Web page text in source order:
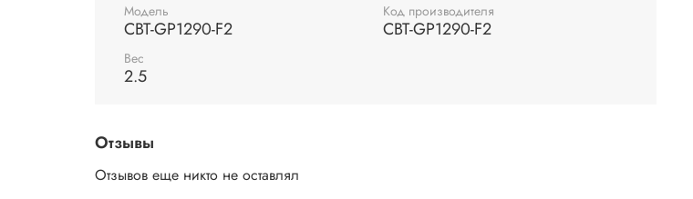
Модель
CBT-GP1290-F2
Код производителя
CBT-GP1290-F2
Вес
2.5
Отзывы
Отзывов еще никто не оставлял